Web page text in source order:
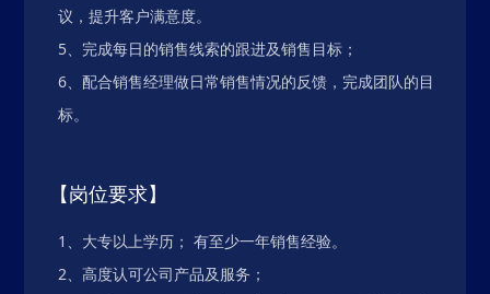
议，提升客户满意度。
5、完成每日的销售线索的跟进及销售目标；
6、配合销售经理做日常销售情况的反馈，完成团队的目
标。
【岗位要求】
1、大专以上学历； 有至少一年销售经验。
2、高度认可公司产品及服务；